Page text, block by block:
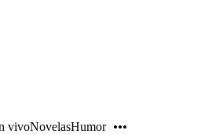
vivoNovelasHumor